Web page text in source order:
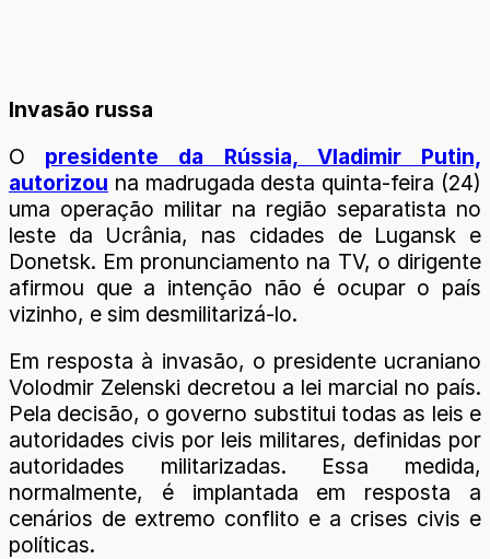
Invasão russa
O presidente da Rússia, Vladimir Putin,
autorizou na madrugada desta quinta-feira (24)
uma operação militar na região separatista no
leste da Ucrânia, nas cidades de Lugansk e
Donetsk. Em pronunciamento na TV, o dirigente
afirmou que a intenção não é ocupar o país
vizinho, e sim desmilitarizá-lo.
Em resposta à invasão, o presidente ucraniano
Volodmir Zelenski decretou a lei marcial no país.
Pela decisão, o governo substitui todas as leis e
autoridades civis por leis militares, definidas por
autoridades militarizadas. Essa medida,
normalmente, é implantada em resposta a
cenários de extremo conflito e a crises civis e
políticas.